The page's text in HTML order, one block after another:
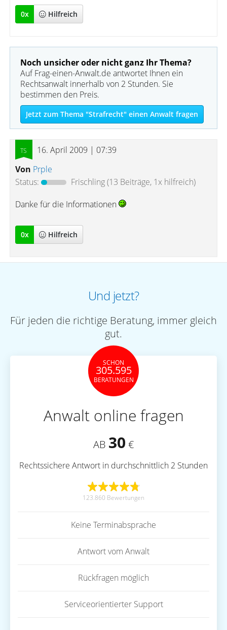
0x Hilfreich
Noch unsicher oder nicht ganz Ihr Thema?
Auf Frag-einen-Anwalt.de antwortet Ihnen ein
Rechtsanwalt innerhalb von 2 Stunden. Sie
bestimmen den Preis.
Jetzt zum Thema "Strafrecht" einen Anwalt fragen
16. April 2009 | 07:39
Von Prple
Status:
Frischling(13 Beiträge, 1x hilfreich)
Danke für die Informationen
0x Hilfreich
Und jetzt?
Für jeden die richtige Beratung, immer gleich
gut.
SCHON
305.595
BERATUNGEN
Anwalt online fragen
AB 30 €
Rechtssichere Antwort in durchschnittlich 2 Stunden
123.860 Bewertungen
Keine Terminabsprache
Antwort vom Anwalt
Rückfragen möglich
Serviceorientierter Support